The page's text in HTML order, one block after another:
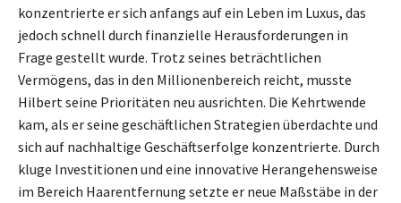
konzentrierte er sich anfangs auf ein Leben im Luxus, das
jedoch schnell durch finanzielle Herausforderungen in
Frage gestellt wurde. Trotz seines beträchtlichen
Vermögens, das in den Millionenbereich reicht, musste
Hilbert seine Prioritäten neu ausrichten. Die Kehrtwende
kam, als er seine geschäftlichen Strategien überdachte und
sich auf nachhaltige Geschäftserfolge konzentrierte. Durch
kluge Investitionen und eine innovative Herangehensweise
im Bereich Haarentfernung setzte er neue Maßstäbe in der